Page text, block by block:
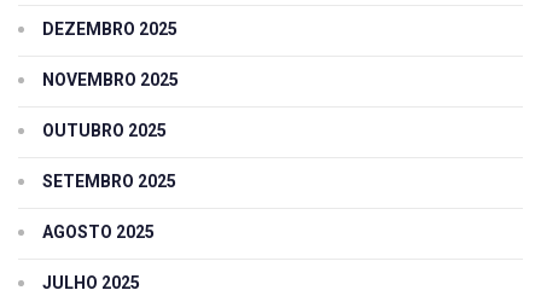
DEZEMBRO 2025
NOVEMBRO 2025
OUTUBRO 2025
SETEMBRO 2025
AGOSTO 2025
JULHO 2025